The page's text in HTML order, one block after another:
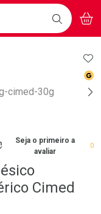
Exclusivas!
BAIXE
O APP
BUSCAR
Seja o primeiro a
avaliar
0
Cimed